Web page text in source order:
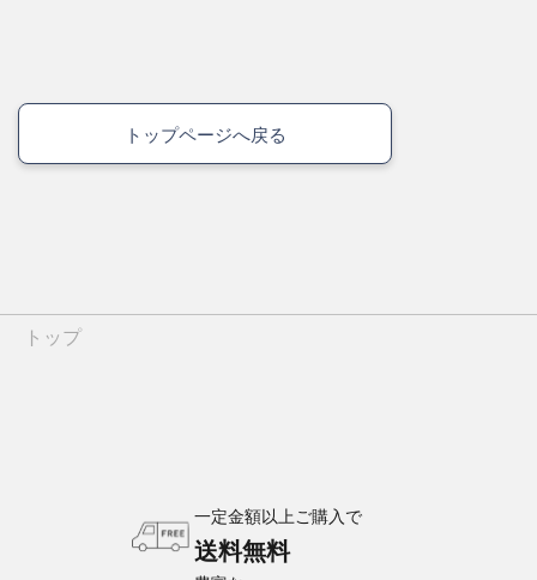
トップページへ戻る
トップ
一定金額以上ご購入で
送料無料